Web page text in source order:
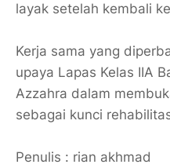
layak setelah kembali
Kerja sama yang
upaya Lapas Kelas IIA
Azzahra dalam
sebagai kunci
Penulis : rian akhmad